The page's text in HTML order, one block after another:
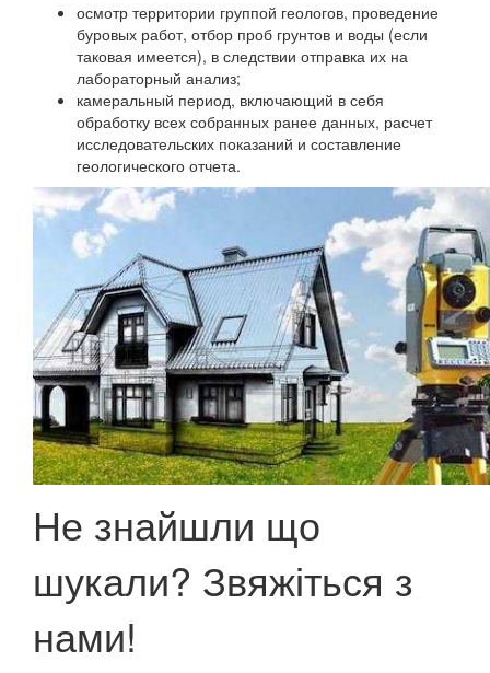
осмотр территории группой геологов, проведение
буровых работ, отбор проб грунтов и воды (если
таковая имеется), в следствии отправка их на
лабораторный анализ;
камеральный период, включающий в себя
обработку всех собранных ранее данных, расчет
исследовательских показаний и составление
геологического отчета.
Не знайшли що
шукали? Звяжіться з
нами!